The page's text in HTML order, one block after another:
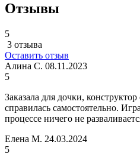
Отзывы
5
3 отзыва
Оставить отзыв
Алина С. 08.11.2023
5
Заказала для дочки,
справилась самостоятельно.
процессе ничего не
Елена М. 24.03.2024
5